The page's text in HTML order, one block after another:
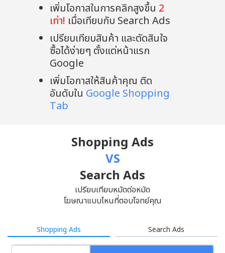
เพิ่มโอกาสในการคลิกสูงขึ้น 2
เท่า! เมื่อเทียบกับ Search Ads
เปรียบเทียบสินค้า และตัดสินใจ
ซื้อได้ง่ายๆ ตั้งแต่หน้าแรก
Google
เพิ่มโอกาสให้สินค้าคุณ ติด
อันดับใน Google Shopping
Tab
Shopping Ads
VS
Search Ads
เปรียบเทียบหมัดต่อหมัด
โฆษณาแบบไหนที่ตอบโจทย์คุณ
Shopping Ads Search Ads